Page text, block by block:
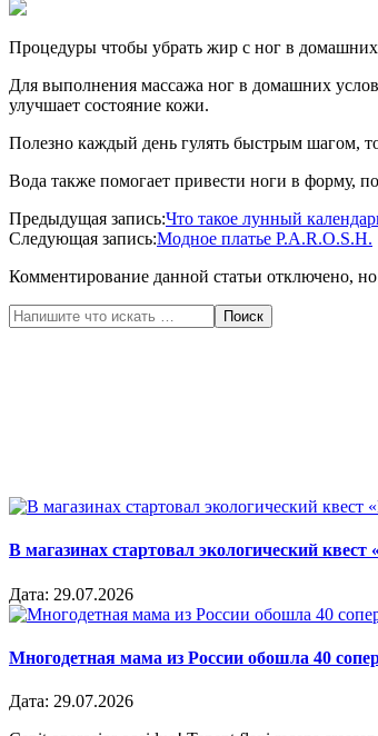
Процедуры чтобы убрать жир с ног в
Для выполнения массажа ног в домашних
улучшает состояние кожи.
Полезно каждый день гулять быстрым шагом,
Вода также помогает привести ноги в форму,
2016-
08-
Предыдущая запись:Что такое лунный
Следующая запись:Модное платье P.A.R.O.S.H.
Комментирование данной статьи отключено, но
Поиск
В магазинах стартовал экологический квест
Дата: 29.07.2026
Многодетная мама из России обошла 40
Дата: 29.07.2026